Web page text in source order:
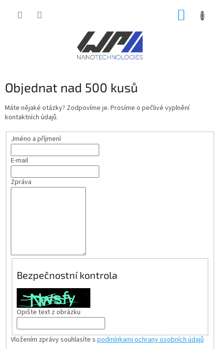
Objednat nad 500 kusů
Máte nějaké otázky? Zodpovíme je. Prosíme o pečlivé vyplnění
kontaktních údajů.
Jméno a příjmení
E-mail
Zpráva
Bezpečnostní kontrola
Opište text z obrázku
Vložením zprávy souhlasíte s podmínkami ochrany osobních údajů